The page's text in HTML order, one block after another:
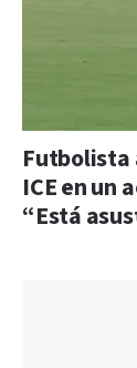
Futbolista
ICE en un
“Está